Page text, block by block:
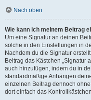
Nach oben
Wie kann ich meinem Beitrag
Um eine Signatur an deinen
solche in den Einstellungen in
Nachdem du die Signatur
Beitrag das Kästchen „Signatur
auch hinzufügen, indem du in
standardmäßige Anhängen
einzelnen Beitrag dennoch
dort einfach das